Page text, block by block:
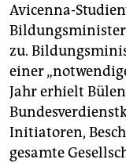
Avicenna-
zu.
einer
Jahr erhielt
Initiatoren,
gesamte